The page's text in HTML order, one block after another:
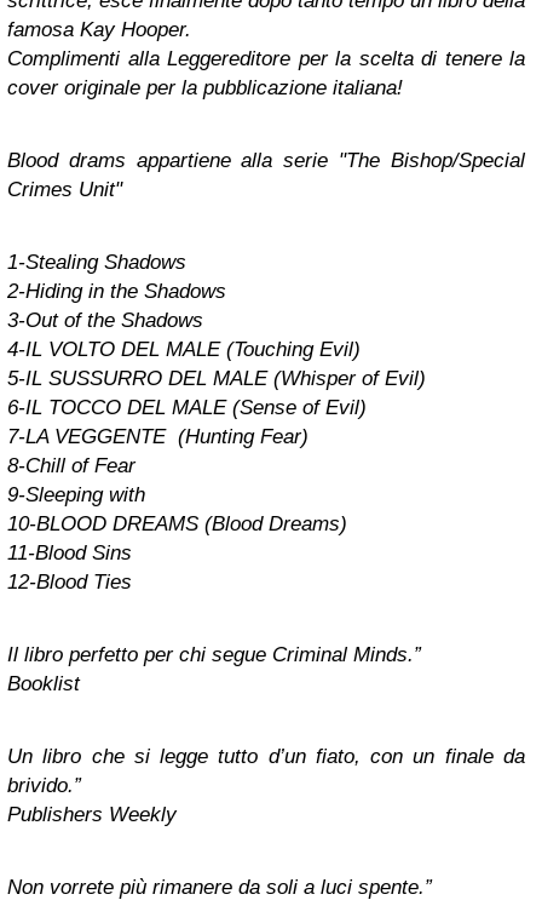
famosa Kay Hooper.
Complimenti alla Leggereditore per la scelta di tenere la
cover originale per la pubblicazione italiana!
Blood drams appartiene alla serie "The Bishop/Special
Crimes Unit"
1-Stealing Shadows
2-Hiding in the Shadows
3-Out of the Shadows
4-IL VOLTO DEL MALE (Touching Evil)
5-IL SUSSURRO DEL MALE (Whisper of Evil)
6-IL TOCCO DEL MALE (Sense of Evil)
7-LA VEGGENTE (Hunting Fear)
8-Chill of Fear
9-Sleeping with
10-BLOOD DREAMS (Blood Dreams)
11-Blood Sins
12-Blood Ties
Il libro perfetto per chi segue Criminal Minds.”
Booklist
Un libro che si legge tutto d’un fiato, con un finale da
brivido.”
Publishers Weekly
Non vorrete più rimanere da soli a luci spente.”